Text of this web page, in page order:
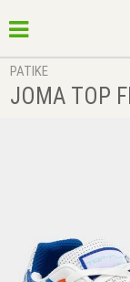
PATIKE
JOMA TOP